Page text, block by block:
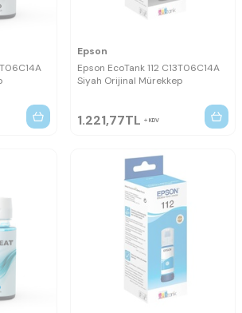
Epson
Epson EcoTank 112 C13T06C14A
Siyah Orijinal Mürekkep
1.221,77TL KDV